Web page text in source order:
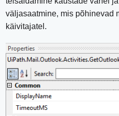
väljasaatmine, mis põhinevad
käivitajatel.